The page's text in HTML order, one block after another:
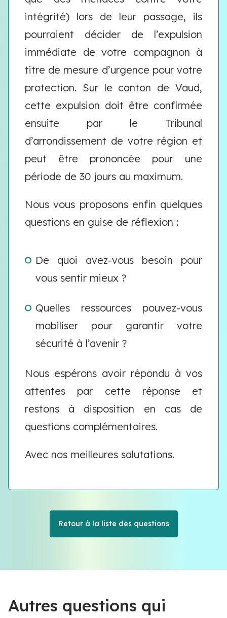
intégrité) lors de leur passage, ils
pourraient décider de l’expulsion
immédiate de votre compagnon à
titre de mesure d’urgence pour votre
protection. Sur le canton de Vaud,
cette expulsion doit être confirmée
ensuite par le Tribunal
d’arrondissement de votre région et
peut être prononcée pour une
période de 30 jours au maximum.
Nous vous proposons enfin quelques
questions en guise de réflexion :
De quoi avez-vous besoin pour
vous sentir mieux ?
Quelles ressources pouvez-vous
mobiliser pour garantir votre
sécurité à l’avenir ?
Nous espérons avoir répondu à vos
attentes par cette réponse et
restons à disposition en cas de
questions complémentaires.
Avec nos meilleures salutations.
Retour à la liste des questions
Autres questions qui